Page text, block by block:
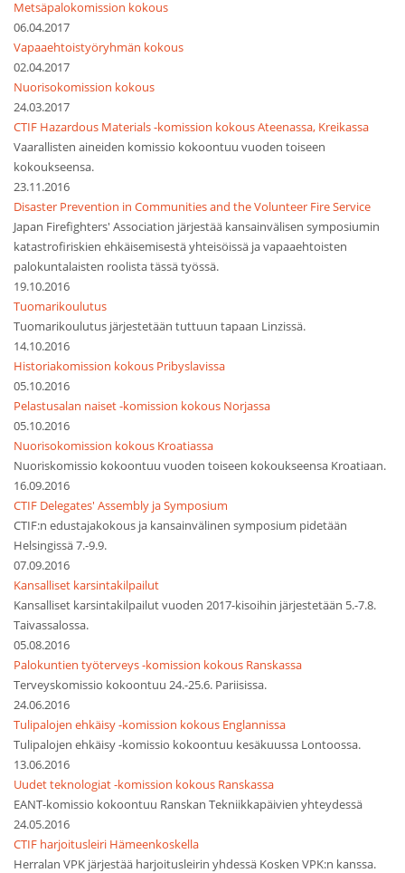
Metsäpalokomission kokous
06.04.2017
Vapaaehtoistyöryhmän kokous
02.04.2017
Nuorisokomission kokous
24.03.2017
CTIF Hazardous Materials -komission kokous Ateenassa, Kreikassa
Vaarallisten aineiden komissio kokoontuu vuoden toiseen
kokoukseensa.
23.11.2016
Disaster Prevention in Communities and the Volunteer Fire Service
Japan Firefighters' Association järjestää kansainvälisen symposiumin
katastrofiriskien ehkäisemisestä yhteisöissä ja vapaaehtoisten
palokuntalaisten roolista tässä työssä.
19.10.2016
Tuomarikoulutus
Tuomarikoulutus järjestetään tuttuun tapaan Linzissä.
14.10.2016
Historiakomission kokous Pribyslavissa
05.10.2016
Pelastusalan naiset -komission kokous Norjassa
05.10.2016
Nuorisokomission kokous Kroatiassa
Nuoriskomissio kokoontuu vuoden toiseen kokoukseensa Kroatiaan.
16.09.2016
CTIF Delegates' Assembly ja Symposium
CTIF:n edustajakokous ja kansainvälinen symposium pidetään
Helsingissä 7.-9.9.
07.09.2016
Kansalliset karsintakilpailut
Kansalliset karsintakilpailut vuoden 2017-kisoihin järjestetään 5.-7.8.
Taivassalossa.
05.08.2016
Palokuntien työterveys -komission kokous Ranskassa
Terveyskomissio kokoontuu 24.-25.6. Pariisissa.
24.06.2016
Tulipalojen ehkäisy -komission kokous Englannissa
Tulipalojen ehkäisy -komissio kokoontuu kesäkuussa Lontoossa.
13.06.2016
Uudet teknologiat -komission kokous Ranskassa
EANT-komissio kokoontuu Ranskan Tekniikkapäivien yhteydessä
24.05.2016
CTIF harjoitusleiri Hämeenkoskella
Herralan VPK järjestää harjoitusleirin yhdessä Kosken VPK:n kanssa.